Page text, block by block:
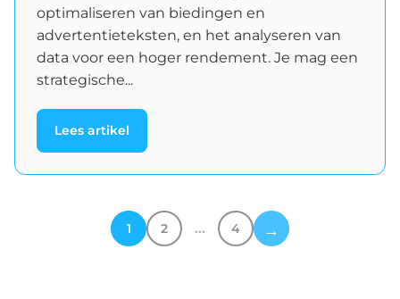
optimaliseren van biedingen en
advertentieteksten, en het analyseren van
data voor een hoger rendement. Je mag een
strategische...
Lees artikel
1 2 … 4 →